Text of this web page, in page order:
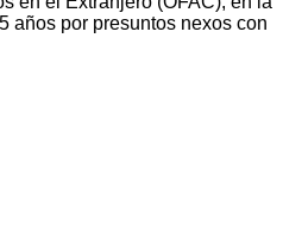
años por presuntos nexos con